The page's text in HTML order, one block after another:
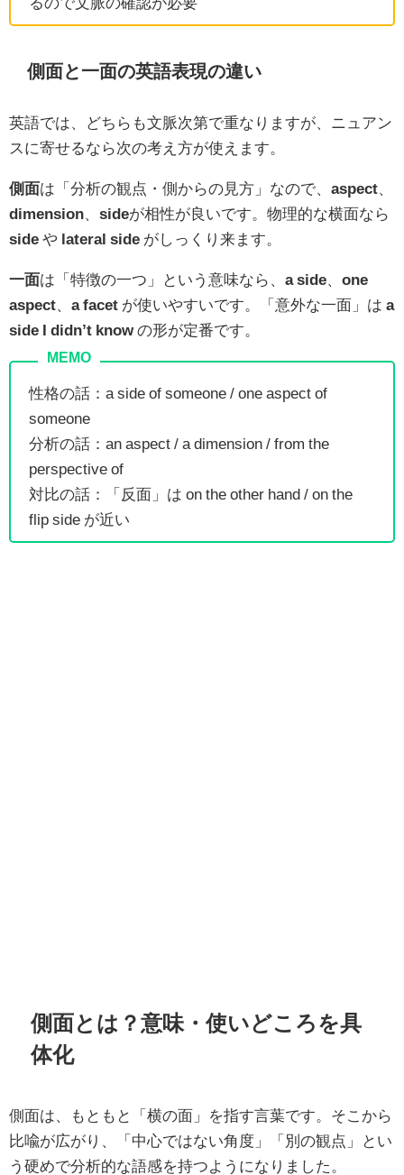
側面と一面の英語表現の違い
英語では、どちらも文脈次第で重なりますが、ニュアン
スに寄せるなら次の考え方が使えます。
側面は「分析の観点・側からの見方」なので、 aspect
dimension
sideが相性が良いです。物理的な横面なら
side や lateral side がしっくり来ます。
一面は「特徴の一つ」という意味なら、 a side
one
aspect
a facet が使いやすいです。「意外な一面」は a
side I didn’t knowの形が定番です。
性格の話：a side of someone / one aspect of
someone
分析の話：an aspect / a dimension / from the
perspective of
対比の話：「反面」は on the other hand / on the
flip side が近い
側面とは？意味・使いどころを具
体化
側面は、もともと「横の面」を指す言葉です。そこから
比喩が広がり、「中心ではない角度」「別の観点」とい
う硬めで分析的な語感を持つようになりました。